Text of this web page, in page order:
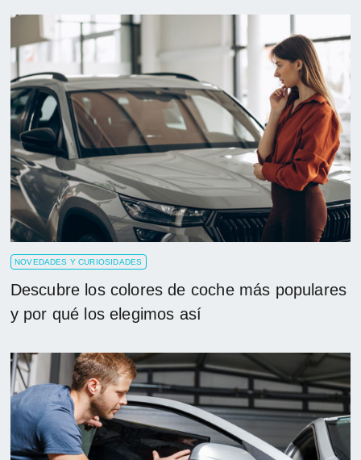
NOVEDADES Y CURIOSIDADES
Descubre los colores de coche más populares
y por qué los elegimos así